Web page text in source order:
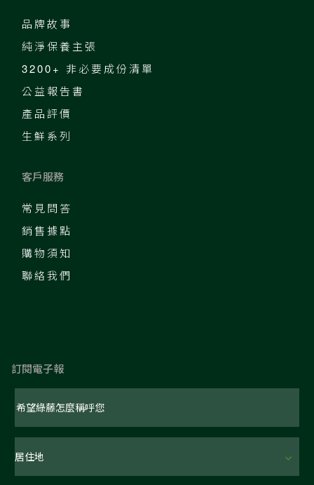
品牌故事
純淨保養主張
3200+ 非必要成份清單
公益報告書
產品評價
生鮮系列
客戶服務
常見問答
銷售據點
購物須知
聯絡我們
訂閱電子報